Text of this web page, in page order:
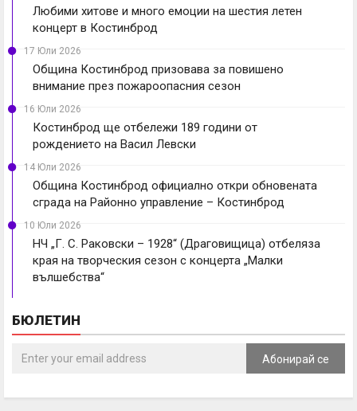
Любими хитове и много емоции на шестия летен
концерт в Костинброд
17 Юли 2026
Община Костинброд призовава за повишено
внимание през пожароопасния сезон
16 Юли 2026
Костинброд ще отбележи 189 години от
рождението на Васил Левски
14 Юли 2026
Община Костинброд официално откри обновената
сграда на Районно управление – Костинброд
10 Юли 2026
НЧ „Г. С. Раковски – 1928“ (Драговищица) отбеляза
края на творческия сезон с концерта „Малки
вълшебства“
БЮЛЕТИН
Абонирай се